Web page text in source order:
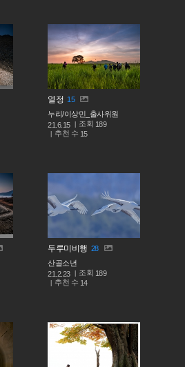
열정 15
누리/이상민_출사위원
21.6.15
조회 189
추천 수 15
두루미비행 28
산골소년
21.2.23
조회 189
추천 수 14